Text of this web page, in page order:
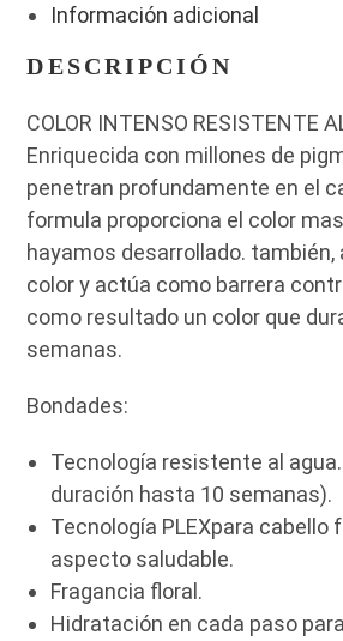
Información adicional
DESCRIPCIÓN
COLOR INTENSO RESISTENTE
Enriquecida con millones de
penetran profundamente en el
formula proporciona el color
hayamos desarrollado. también,
color y actúa como barrera
como resultado un color que
semanas.
Bondades:
Tecnología resistente al
duración hasta 10 semanas).
Tecnología PLEXpara cabello
aspecto saludable.
Fragancia floral.
Hidratación en cada paso